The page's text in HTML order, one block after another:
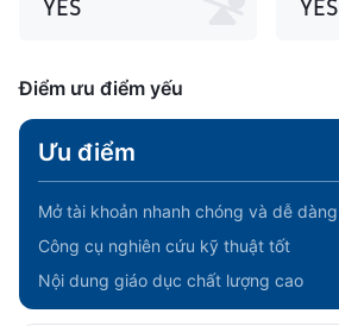
YES YES
Điểm ưu điểm yếu
Ưu điểm
Mở tài khoản nhanh chóng và dễ dàng
Công cụ nghiên cứu kỹ thuật tốt
Nội dung giáo dục chất lượng cao